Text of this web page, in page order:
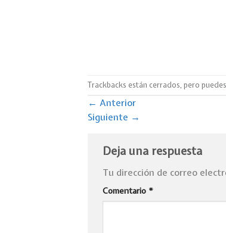
Trackbacks están cerrados, pero puedes
← Anterior
Siguiente →
Deja una respuesta
Tu dirección de correo
Comentario *